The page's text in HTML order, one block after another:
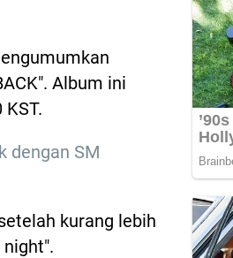
Album ini
dengan SM
kurang lebih